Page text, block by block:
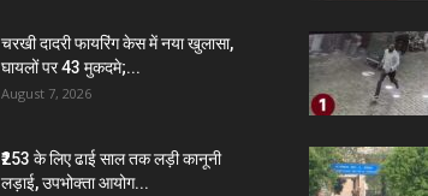
चरखी दादरी फायरिंग केस में नया खुलासा,
घायलों पर 43 मुकदमे;...
August 7, 2026
₹253 के लिए ढाई साल तक लड़ी कानूनी
लड़ाई, उपभोक्ता आयोग...